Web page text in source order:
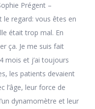
Prégent –
le regard: vous êtes en
était trop mal. En
ça. Je me suis fait
mois et j’ai toujours
les patients devaient
l’âge, leur force de
dynamomètre et leur